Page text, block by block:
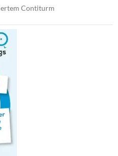
Contiturm